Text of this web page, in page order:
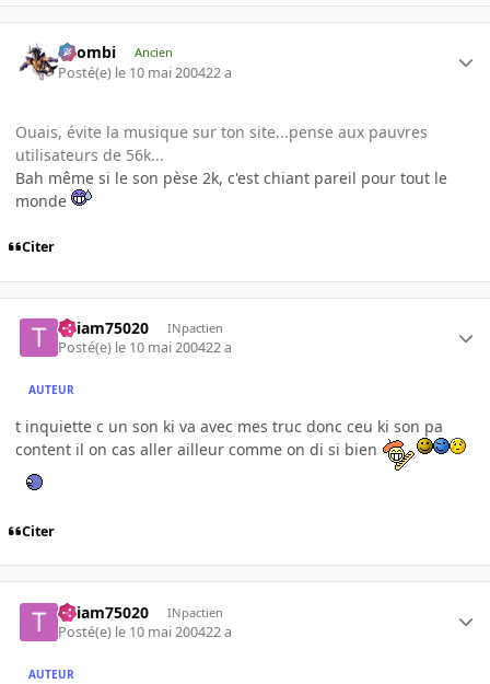
XZombi Ancien
Posté(e) le 10 mai 200422 a
Ouais, évite la musique sur ton site...pense aux pauvres
utilisateurs de 56k...
Bah même si le son pèse 2k, c'est chiant pareil pour tout le
monde
Citer
Thiam75020 INpactien
Posté(e) le 10 mai 200422 a
AUTEUR
t inquiette c un son ki va avec mes truc donc ceu ki son pa
content il on cas aller ailleur comme on di si bien
Citer
Thiam75020 INpactien
Posté(e) le 10 mai 200422 a
AUTEUR